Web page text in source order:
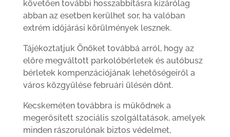
követően további hosszabbításra kizárólag
abban az esetben kerülhet sor, ha valóban
extrém időjárási körülmények lesznek.
Tájékoztatjuk Önöket továbbá arról, hogy az
előre megváltott parkolóbérletek és autóbusz
bérletek kompenzációjának lehetőségeiről a
város közgyűlése februári ülésén dönt.
Kecskeméten továbbra is működnek a
megerősített szociális szolgáltatások, amelyek
minden rászorulónak biztos védelmet,